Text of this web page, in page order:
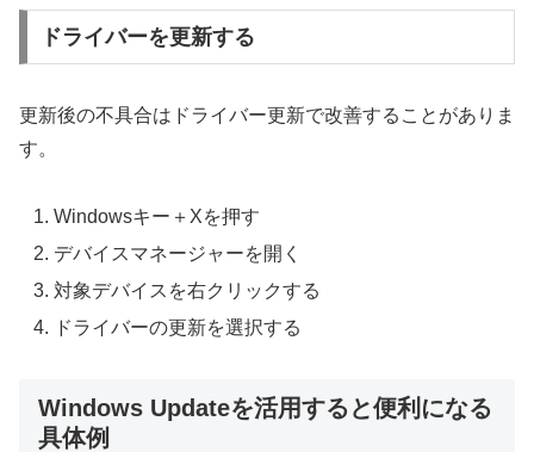
ドライバーを更新する
更新後の不具合はドライバー更新で改善することがありま
す。
Windowsキー＋Xを押す
デバイスマネージャーを開く
対象デバイスを右クリックする
ドライバーの更新を選択する
Windows Updateを活用すると便利になる
具体例